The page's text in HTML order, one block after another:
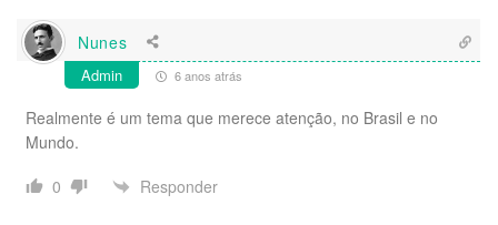
Nunes
Admin 6 anos atrás
Realmente é um tema que merece atenção, no Brasil e no
Mundo.
0
Responder